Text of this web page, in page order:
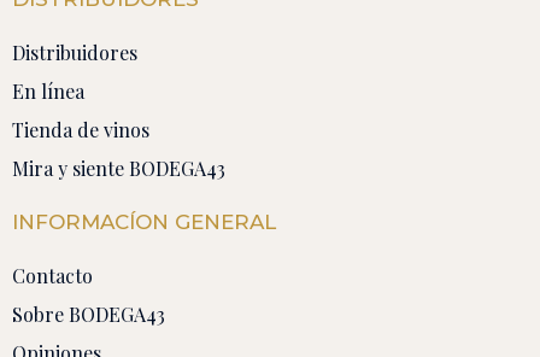
Distribuidores
En línea
Tienda de vinos
Mira y siente BODEGA43
INFORMACÍON GENERAL
Contacto
Sobre BODEGA43